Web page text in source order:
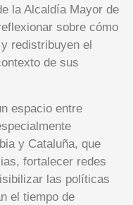
la Alcaldía Mayor de
sobre cómo
redistribuyen el
de sus
espacio entre
y Cataluña, que
fortalecer redes
las políticas
el tiempo de